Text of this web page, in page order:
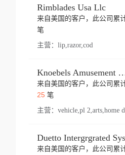
Rimblades Usa Llc
来自美国的客户，此公司累
笔
主营： lip,razor,cod
Knoebels
来自美国的客户，此公司累
25笔
主营：
来自美国的客户，此公司累